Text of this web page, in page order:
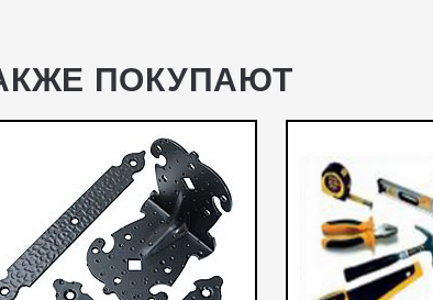
ПОКУПАЮТ